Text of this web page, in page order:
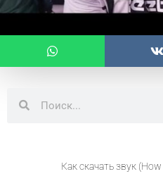
Как скачать звук